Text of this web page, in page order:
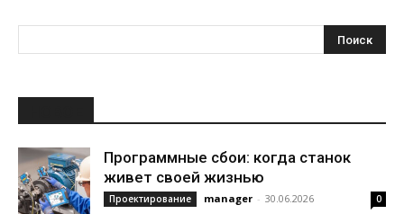
Программные сбои: когда станок
живет своей жизнью
Проектирование manager - 30.06.2026 0